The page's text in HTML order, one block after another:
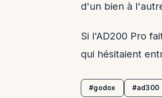
d'un bien à
Si l'AD200 Pro
qui hésitaient
#godox #ad300